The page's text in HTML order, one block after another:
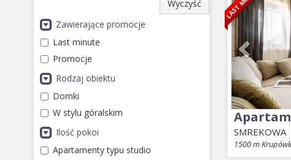
Wyczyść
Zawierające promocje
Last minute
Promocje
Rodzaj obiektu
Domki
W stylu góralskim
Ilość pokoi
Apartamenty typu studio
SMREKOWA
1500 m